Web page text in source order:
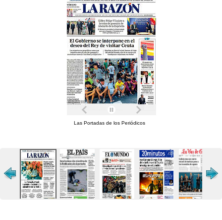
Las Portadas de los Periódicos